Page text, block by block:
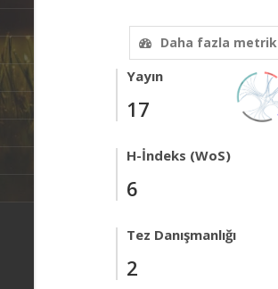
Daha fazla metrik
Yayın
17
H-İndeks (WoS)
6
Tez Danışmanlığı
2